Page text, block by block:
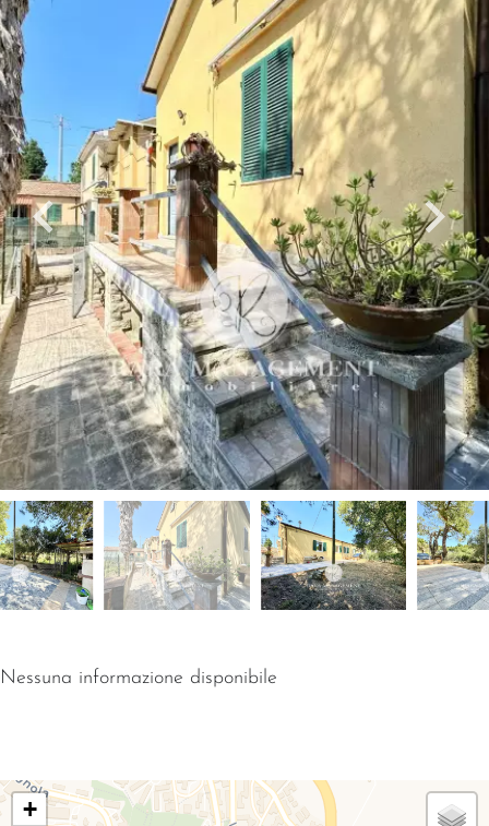
Nessuna informazione disponibile
+